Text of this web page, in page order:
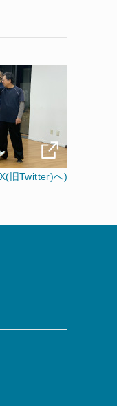
旧Twitter)へ)